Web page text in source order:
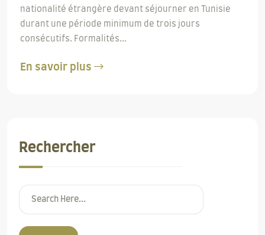
nationalité étrangère devant séjourner en Tunisie
durant une période minimum de trois jours
consécutifs. Formalités...
En savoir plus
Rechercher